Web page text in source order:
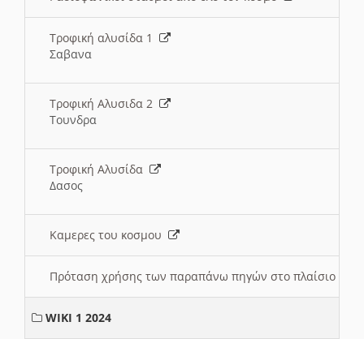
Τροφική αλυσίδα 1
Σαβανα
Τροφική Αλυσιδα 2
Τουνδρα
Τροφική Αλυσίδα
Δασος
Καμερες του κοσμου
Πρόταση χρήσης των παραπάνω πηγών στο πλαίσιο
WIKI 1 2024